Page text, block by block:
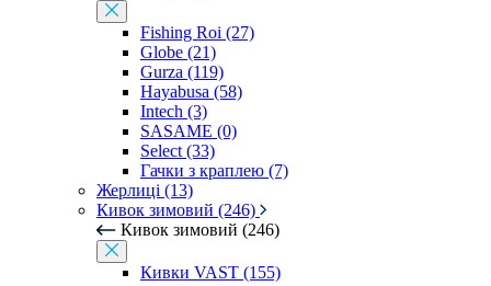
Fishing Roi (27)
Globe (21)
Gurza (119)
Hayabusa (58)
Intech (3)
SASAME (0)
Select (33)
Гачки з краплею (7)
Жерлиці (13)
Кивок зимовий (246)
Кивок зимовий (246)
Кивки VAST (155)